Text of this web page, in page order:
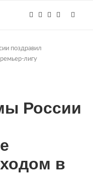
поздравил
лигу
России
в